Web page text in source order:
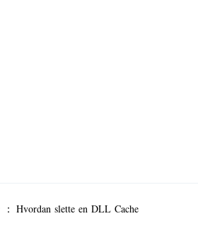
Hvordan slette en DLL Cache